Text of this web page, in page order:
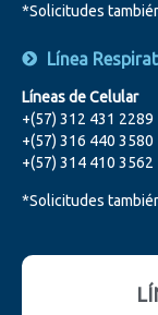
*Solicitudes
Línea
Líneas de Celular
+(57) 312 431 2289
+(57) 316 440 3580
+(57) 314 410 3562
*Solicitudes